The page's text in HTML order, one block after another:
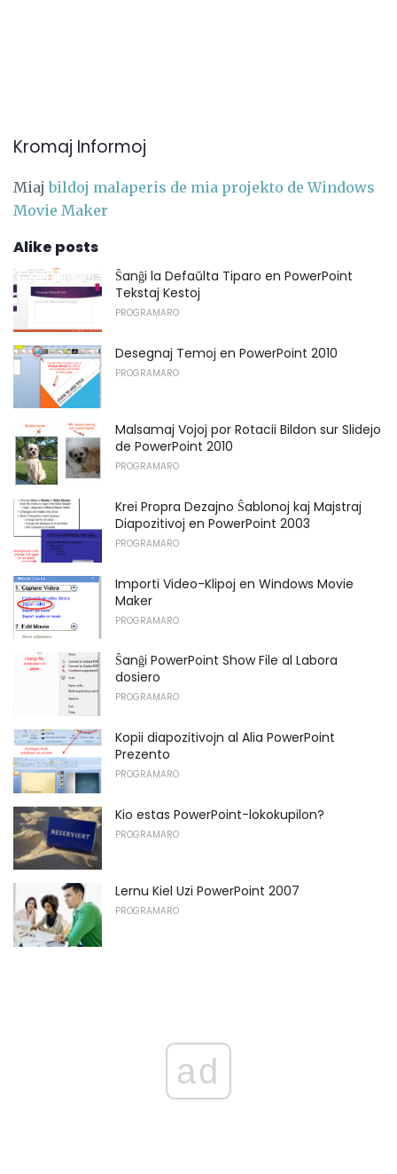
Kromaj Informoj
Miajbildoj malaperis de mia projekto de Windows
Movie Maker
Alike posts
Ŝanĝi la Defaŭlta Tiparo en PowerPoint
Tekstaj Kestoj
PROGRAMARO
Desegnaj Temoj en PowerPoint 2010
PROGRAMARO
Malsamaj Vojoj por Rotacii Bildon sur Slidejo
de PowerPoint 2010
PROGRAMARO
Krei Propra Dezajno Ŝablonoj kaj Majstraj
Diapozitivoj en PowerPoint 2003
PROGRAMARO
Importi Video-Klipoj en Windows Movie
Maker
PROGRAMARO
Ŝanĝi PowerPoint Show File al Labora
dosiero
PROGRAMARO
Kopii diapozitivojn al Alia PowerPoint
Prezento
PROGRAMARO
Kio estas PowerPoint-lokokupilon?
PROGRAMARO
Lernu Kiel Uzi PowerPoint 2007
PROGRAMARO
ad